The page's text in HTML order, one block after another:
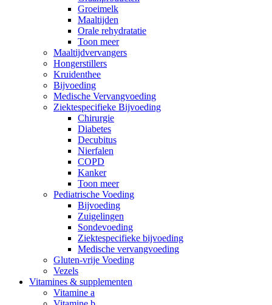
Groeimelk
Maaltijden
Orale rehydratatie
Toon meer
Maaltijdvervangers
Hongerstillers
Kruidenthee
Bijvoeding
Medische Vervangvoeding
Ziektespecifieke Bijvoeding
Chirurgie
Diabetes
Decubitus
Nierfalen
COPD
Kanker
Toon meer
Pediatrische Voeding
Bijvoeding
Zuigelingen
Sondevoeding
Ziektespecifieke bijvoeding
Medische vervangvoeding
Gluten-vrije Voeding
Vezels
Vitamines & supplementen
Vitamine a